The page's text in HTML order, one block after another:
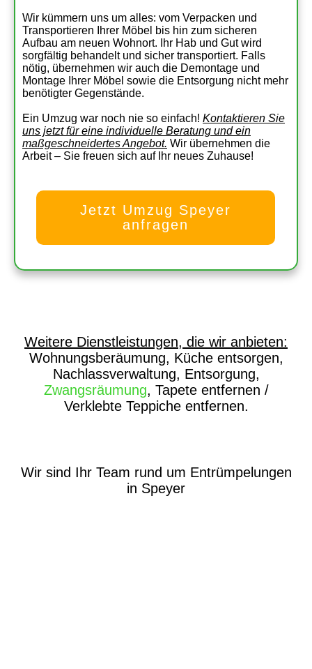
Wir kümmern uns um alles: vom Verpacken und
Transportieren Ihrer Möbel bis hin zum sicheren
Aufbau am neuen Wohnort. Ihr Hab und Gut wird
sorgfältig behandelt und sicher transportiert. Falls
nötig, übernehmen wir auch die Demontage und
Montage Ihrer Möbel sowie die Entsorgung nicht mehr
benötigter Gegenstände.
Ein Umzug war noch nie so einfach! Kontaktieren Sie
uns jetzt für eine individuelle Beratung und ein
maßgeschneidertes Angebot. Wir übernehmen die
Arbeit – Sie freuen sich auf Ihr neues Zuhause!
Jetzt Umzug Speyer
anfragen
Weitere Dienstleistungen, die wir anbieten:
Wohnungsberäumung, Küche entsorgen,
Nachlassverwaltung, Entsorgung,
Zwangsräumung, Tapete entfernen /
Verklebte Teppiche entfernen.
Wir sind Ihr Team rund um Entrümpelungen
in Speyer